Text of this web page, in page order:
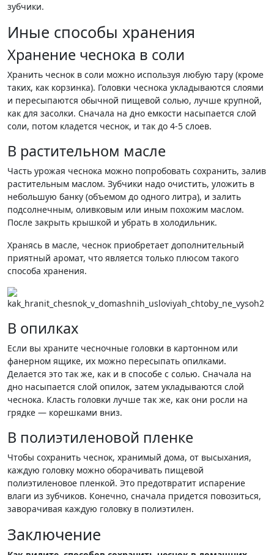
зубчики.
Иные способы хранения
Хранение чеснока в соли
Хранить чеснок в соли можно используя любую тару (кроме
таких, как корзинка). Головки чеснока укладываются слоями
и пересыпаются обычной пищевой солью, лучше крупной,
как для засолки. Сначала на дно емкости насыпается слой
соли, потом кладется чеснок, и так до 4-5 слоев.
В растительном масле
Часть урожая чеснока можно попробовать сохранить, залив
растительным маслом. Зубчики надо очистить, уложить в
небольшую банку (объемом до одного литра), и залить
подсолнечным, оливковым или иным похожим маслом.
После закрыть крышкой и убрать в холодильник.
Хранясь в масле, чеснок приобретает дополнительный
приятный аромат, что является только плюсом такого
способа хранения.
В опилках
Если вы храните чесночные головки в картонном или
фанерном ящике, их можно пересыпать опилками.
Делается это так же, как и в способе с солью. Сначала на
дно насыпается слой опилок, затем укладываются слой
чеснока. Класть головки лучше так же, как они росли на
грядке — корешками вниз.
В полиэтиленовой пленке
Чтобы сохранить чеснок, хранимый дома, от высыхания,
каждую головку можно оборачивать пищевой
полиэтиленовое пленкой. Это предотвратит испарение
влаги из зубчиков. Конечно, сначала придется повозиться,
заворачивая каждую головку в полиэтилен.
Заключение